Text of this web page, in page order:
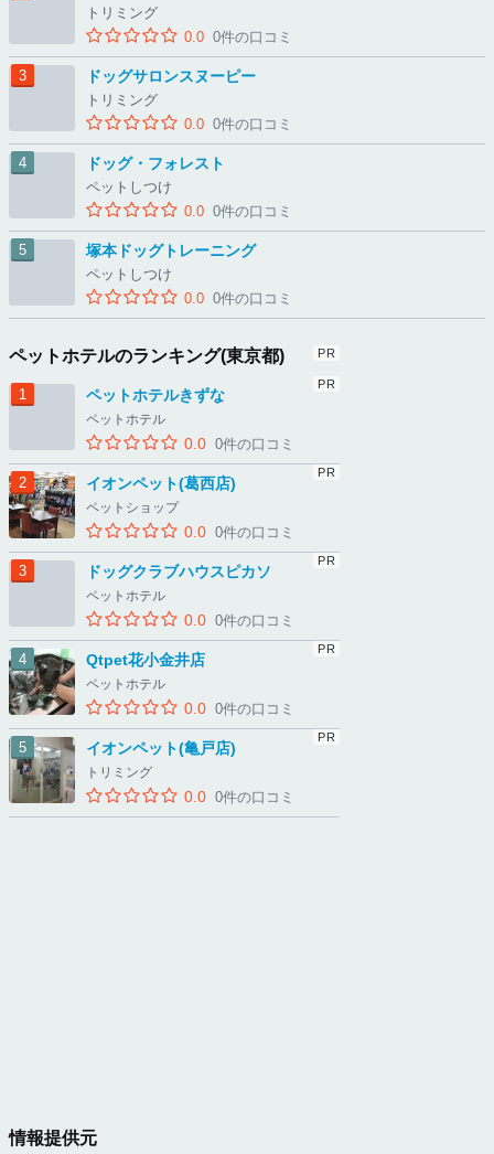
トリミング
0.0 0件の口コミ
ドッグサロンスヌーピー
トリミング
0.0 0件の口コミ
ドッグ・フォレスト
ペットしつけ
0.0 0件の口コミ
塚本ドッグトレーニング
ペットしつけ
0.0 0件の口コミ
ペットホテルのランキング(東京都)
ペットホテルきずな
ペットホテル
0.0 0件の口コミ
イオンペット(葛西店)
ペットショップ
0.0 0件の口コミ
ドッグクラブハウスピカソ
ペットホテル
0.0 0件の口コミ
Qtpet花小金井店
ペットホテル
0.0 0件の口コミ
イオンペット(亀戸店)
トリミング
0.0 0件の口コミ
情報提供元